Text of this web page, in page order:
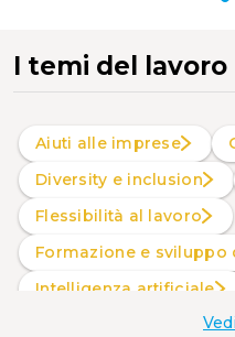
I temi del
Aiuti alle imprese
Diversity e inclusion
Flessibilità al lavoro
Formazione e
intelligenza artificiale
Produttività al lavoro